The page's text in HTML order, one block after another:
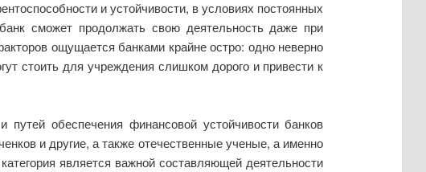
и устойчивости, в условиях постоянных
сможет продолжать свою деятельность даже при
ощущается банками крайне остро: одно неверно
стоить для учреждения слишком дорого и привести к
обеспечения финансовой устойчивости банков
и другие, а также отечественные ученые, а именно
является важной составляющей деятельности